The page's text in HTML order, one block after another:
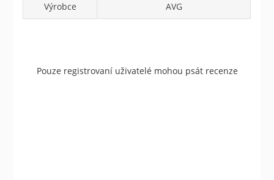
Výrobce AVG
Pouze registrovaní uživatelé mohou psát recenze